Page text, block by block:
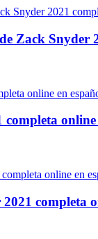
Zack Snyder
completa